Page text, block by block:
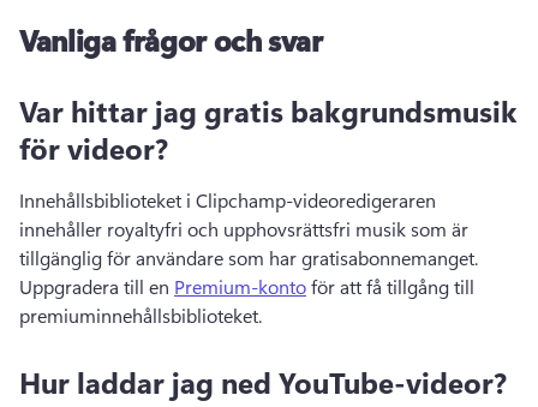
Vanliga frågor och svar
Var hittar jag gratis bakgrundsmusik
för videor?
Innehållsbiblioteket i Clipchamp-videoredigeraren
innehåller royaltyfri och upphovsrättsfri musik som är
Uppgradera till en Premium-konto för att få tillgång till
premiuminnehållsbiblioteket.
Hur laddar jag ned YouTube-videor?